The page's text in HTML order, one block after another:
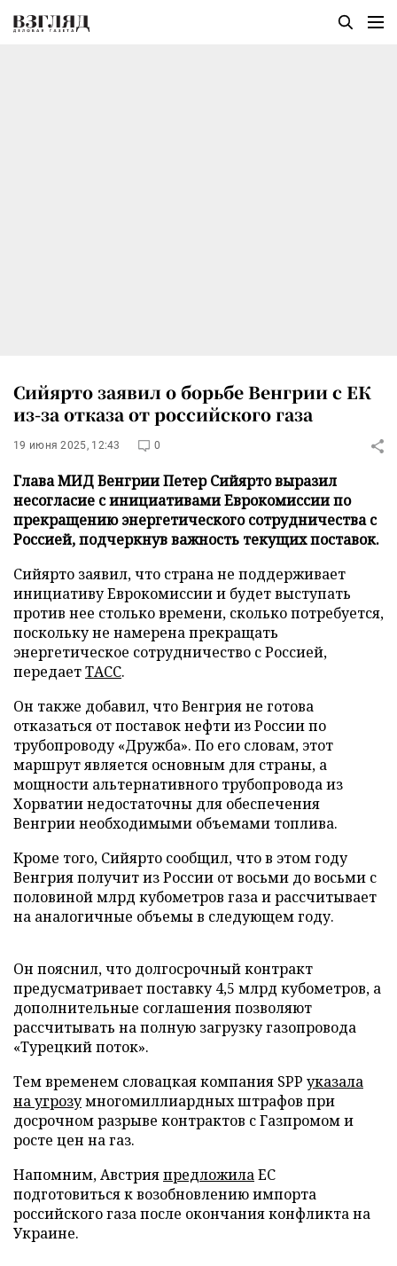
Сийярто заявил о борьбе Венгрии с ЕК
из-за отказа от российского газа
19 июня 2025, 12:43 0
Глава МИД Венгрии Петер Сийярто выразил
несогласие с инициативами Еврокомиссии по
прекращению энергетического сотрудничества с
Россией, подчеркнув важность текущих поставок.
Сийярто заявил, что страна не поддерживает
инициативу Еврокомиссии и будет выступать
против нее столько времени, сколько потребуется,
поскольку не намерена прекращать
энергетическое сотрудничество с Россией,
передаетТАСС.
Он также добавил, что Венгрия не готова
отказаться от поставок нефти из России по
трубопроводу «Дружба». По его словам, этот
маршрут является основным для страны, а
мощности альтернативного трубопровода из
Хорватии недостаточны для обеспечения
Венгрии необходимыми объемами топлива.
Кроме того, Сийярто сообщил, что в этом году
Венгрия получит из России от восьми до восьми с
половиной млрд кубометров газа и рассчитывает
на аналогичные объемы в следующем году.
Он пояснил, что долгосрочный контракт
предусматривает поставку 4,5 млрд кубометров, а
дополнительные соглашения позволяют
рассчитывать на полную загрузку газопровода
«Турецкий поток».
Тем временем словацкая компания SPP указала
на угрозумногомиллиардных штрафов при
досрочном разрыве контрактов с Газпромом и
росте цен на газ.
Напомним, АвстрияпредложилаЕС
подготовиться к возобновлению импорта
российского газа после окончания конфликта на
Украине.